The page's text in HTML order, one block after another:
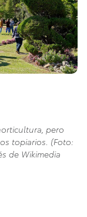
pero
topiarios. (Foto:
de Wikimedia